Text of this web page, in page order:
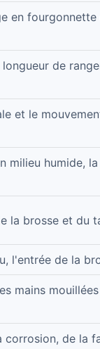
en
de
et le
milieu humide,
la brosse et du
l'entrée de la
mains
corrosion, de la